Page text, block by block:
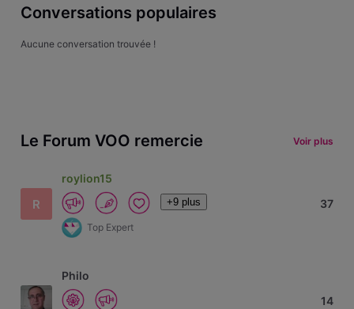
Conversations populaires
Aucune conversation trouvée !
Le Forum VOO remercie Voir plus
R
roylion15
+9 plus
Top Expert
37
Philo
14